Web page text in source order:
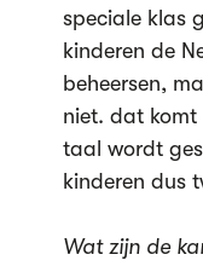
speciale klas
kinderen de
beheersen,
niet. dat
taal wordt
kinderen dus
Wat zijn de